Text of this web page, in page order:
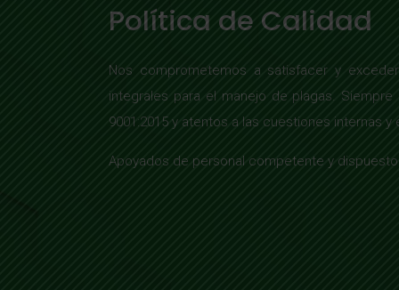
Política de Calidad
Nos comprometemos a satisfacer y
integrales para el manejo de plagas.
9001:2015 y atentos a las cuestiones internas
Apoyados de personal competente y